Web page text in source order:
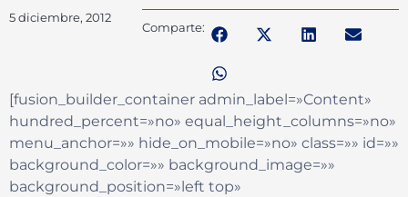
5 diciembre, 2012
Comparte:
[fusion_builder_container admin_label=»Content»
hundred_percent=»no» equal_height_columns=»no»
menu_anchor=»» hide_on_mobile=»no» class=»» id=»»
background_color=»» background_image=»»
background_position=»left top»